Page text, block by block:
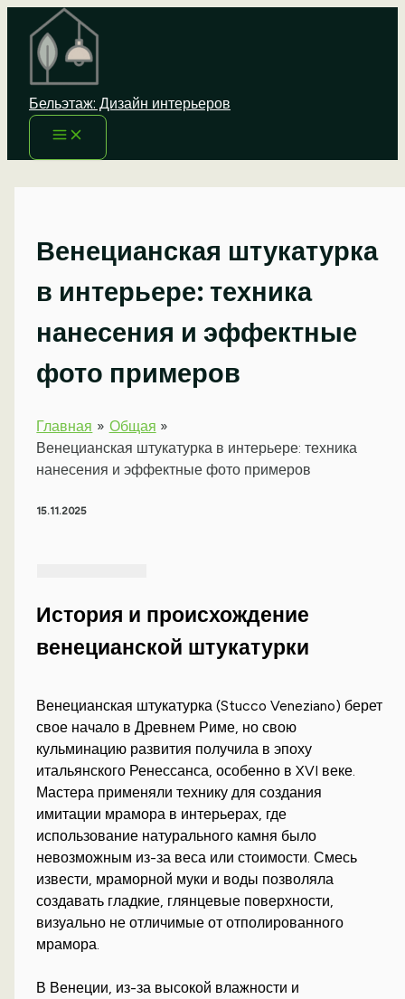
Перейти
содержимому
Бельэтаж: Дизайн интерьеров
Венецианская штукатурка
в интерьере: техника
нанесения и эффектные
фото примеров
Главная
Общая
Венецианская штукатурка в интерьере: техника
нанесения и эффектные фото примеров
15.11.2025
История и происхождение
венецианской штукатурки
Венецианская штукатурка (Stucco Veneziano) берет
свое начало в Древнем Риме, но свою
кульминацию развития получила в эпоху
итальянского Ренессанса, особенно в XVI веке.
Мастера применяли технику для создания
имитации мрамора в интерьерах, где
использование натурального камня было
невозможным из-за веса или стоимости. Смесь
извести, мраморной муки и воды позволяла
создавать гладкие, глянцевые поверхности,
визуально не отличимые от отполированного
мрамора.
В Венеции, из-за высокой влажности и